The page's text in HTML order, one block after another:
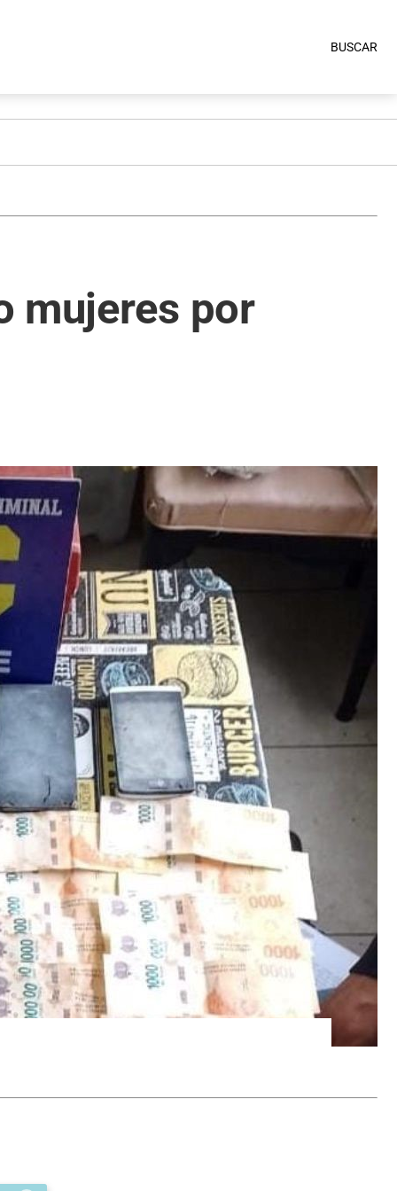
BUSCAR
mujeres por